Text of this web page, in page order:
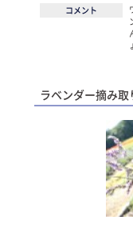
コメント
ラベンダー摘み取